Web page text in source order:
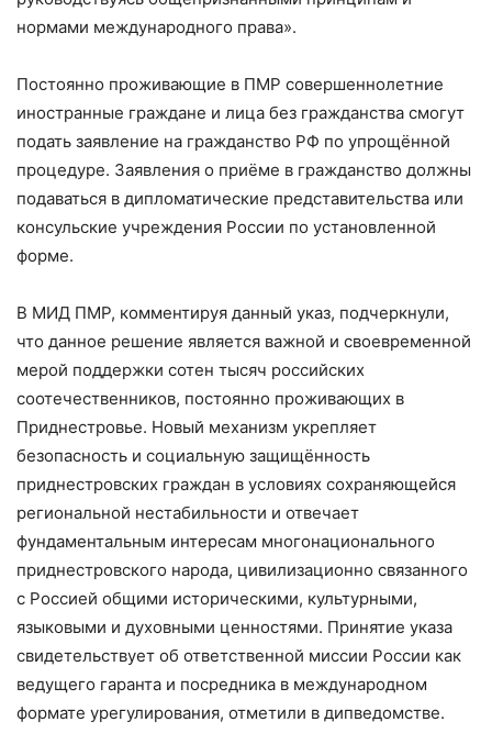
нормами международного права».
Постоянно проживающие в ПМР совершеннолетние
иностранные граждане и лица без гражданства смогут
подать заявление на гражданство РФ по упрощённой
процедуре. Заявления о приёме в гражданство должны
подаваться в дипломатические представительства или
консульские учреждения России по установленной
форме.
В МИД ПМР, комментируя данный указ, подчеркнули,
что данное решение является важной и своевременной
мерой поддержки сотен тысяч российских
соотечественников, постоянно проживающих в
Приднестровье. Новый механизм укрепляет
безопасность и социальную защищённость
приднестровских граждан в условиях сохраняющейся
региональной нестабильности и отвечает
фундаментальным интересам многонационального
приднестровского народа, цивилизационно связанного
с Россией общими историческими, культурными,
языковыми и духовными ценностями. Принятие указа
свидетельствует об ответственной миссии России как
ведущего гаранта и посредника в международном
формате урегулирования, отметили в дипведомстве.